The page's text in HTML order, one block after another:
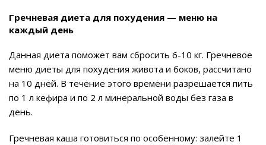
Гречневая диета для похудения — меню на
каждый день
Данная диета поможет вам сбросить 6-10 кг. Гречневое
меню диеты для похудения живота и боков, рассчитано
на 10 дней. В течение этого времени разрешается пить
по 1 л кефира и по 2 л минеральной воды без газа в
день.
Гречневая каша готовиться по особенному: залейте 1